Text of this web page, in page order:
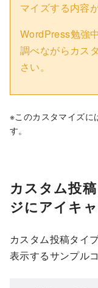
マイズする内容
WordPress勉強
調べながらカス
さい。
※このカスタマイズに
す。
カスタム投
ジにアイキ
カスタム投稿タイ
表示するサンプル